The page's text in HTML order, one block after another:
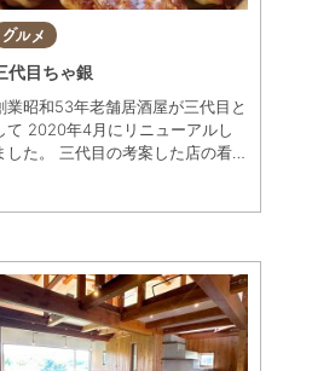
グルメ
代目ちゃ銀
業昭和53年老舗居酒屋が三代目と
て 2020年4月にリニューアルし
した。 三代目の考案した店の看
種類の料理と100種類のドリン
クで 飽きさせない地元に根付いた
酒屋です。 カウンター8席、テー
ル席2卓、個室のお座敷 が1室、
ーツが完備したテーブル席が16席